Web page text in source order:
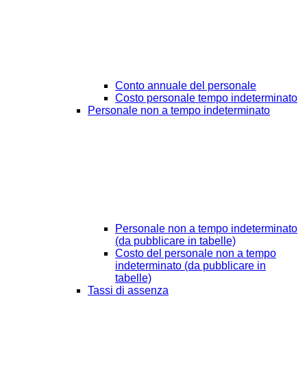
Conto annuale del personale
Costo personale tempo indeterminato
Personale non a tempo indeterminato
Personale non a tempo indeterminato
(da pubblicare in tabelle)
Costo del personale non a tempo
indeterminato (da pubblicare in
tabelle)
Tassi di assenza